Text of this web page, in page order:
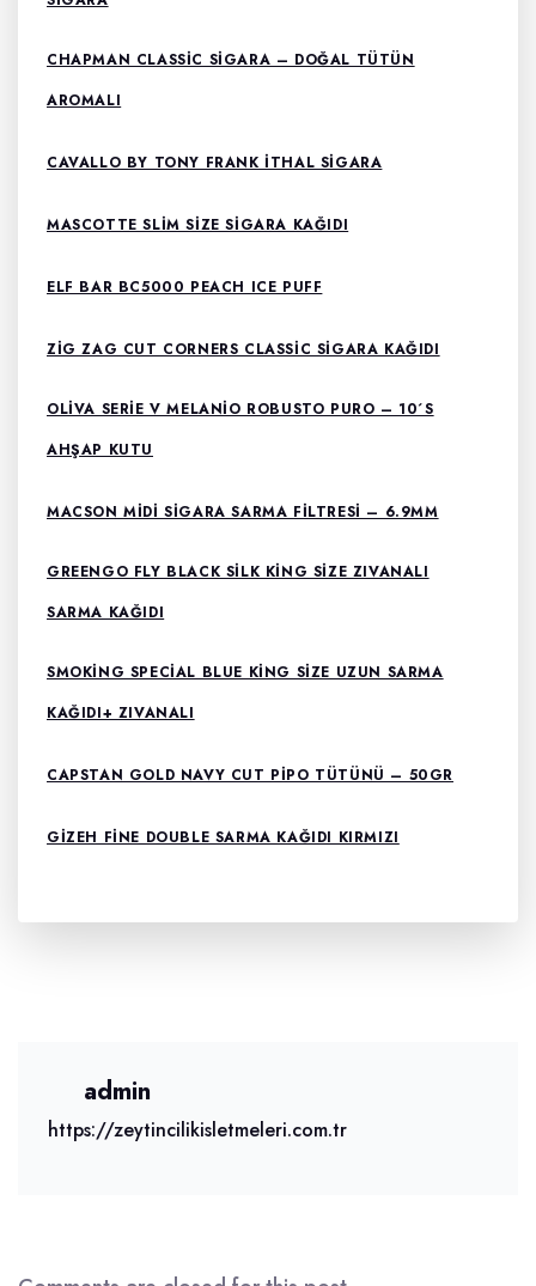
CHAPMAN CLASSIC SIGARA – DOĞAL TÜTÜN
AROMALI
CAVALLO BY TONY FRANK ITHAL SIGARA
MASCOTTE SLIM SIZE SIGARA KAĞIDI
ELF BAR BC5000 PEACH ICE PUFF
ZIG ZAG CUT CORNERS CLASSIC SIGARA KAĞIDI
OLIVA SERIE V MELANIO ROBUSTO PURO – 10´S
AHŞAP KUTU
MACSON MIDI SIGARA SARMA FILTRESI – 6.9MM
GREENGO FLY BLACK SILK KING SIZE ZIVANALI
SARMA KAĞIDI
SMOKING SPECIAL BLUE KING SIZE UZUN SARMA
KAĞIDI+ ZIVANALI
CAPSTAN GOLD NAVY CUT PIPO TÜTÜNÜ – 50GR
GIZEH FINE DOUBLE SARMA KAĞIDI KIRMIZI
admin
https://zeytincilikisletmeleri.com.tr